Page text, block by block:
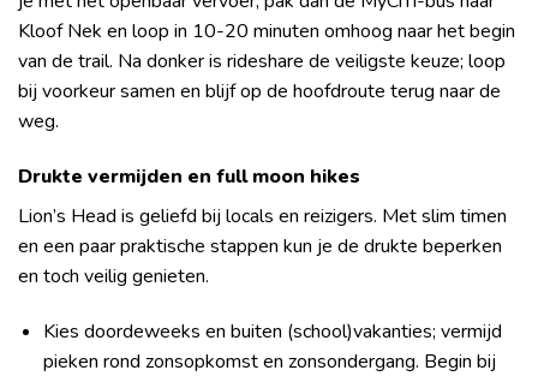
Kloof Nek en loop in 10-20 minuten omhoog naar het begin
van de trail. Na donker is rideshare de veiligste keuze; loop
bij voorkeur samen en blijf op de hoofdroute terug naar de
weg.
Drukte vermijden en full moon hikes
Lion’s Head is geliefd bij locals en reizigers. Met slim timen
en een paar praktische stappen kun je de drukte beperken
en toch veilig genieten.
Kies doordeweeks en buiten (school)vakanties; vermijd
pieken rond zonsopkomst en zonsondergang. Begin bij